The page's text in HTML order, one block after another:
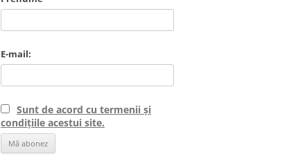
E-mail:
Sunt de acord cu termenii și
condițiile acestui site.